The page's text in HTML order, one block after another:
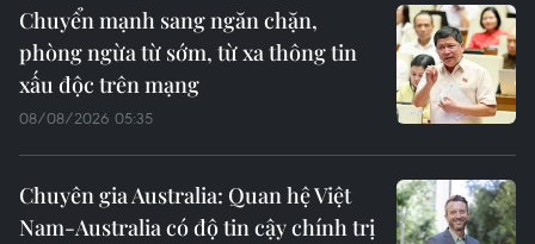
Chuyển mạnh sang ngăn chặn,
phòng ngừa từ sớm, từ xa thông tin
xấu độc trên mạng
08/08/2026 05:35
Chuyên gia Australia: Quan hệ Việt
Nam-Australia có độ tin cậy chính trị